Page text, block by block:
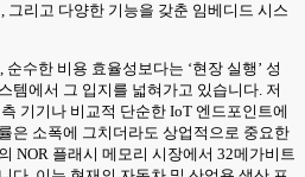
그리고 다양한 기능을 갖춘 임베디드 시스
수한 비용 효율성보다는 ‘현장 실행’ 성
템에서 그 입지를 넓혀가고 있습니다. 저
기기나 비교적 단순한 IoT 엔드포인트에
은 소폭에 그치더라도 상업적으로 중요한
NOR 플래시 메모리 시장에서 32메가비트